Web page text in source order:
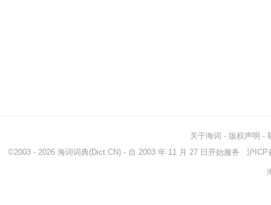
关于海词 - 版权声明 -
©2003 - 2026 海词词典(Dict.CN) - 自 2003 年 11 月 27 日开始服务 沪ICP